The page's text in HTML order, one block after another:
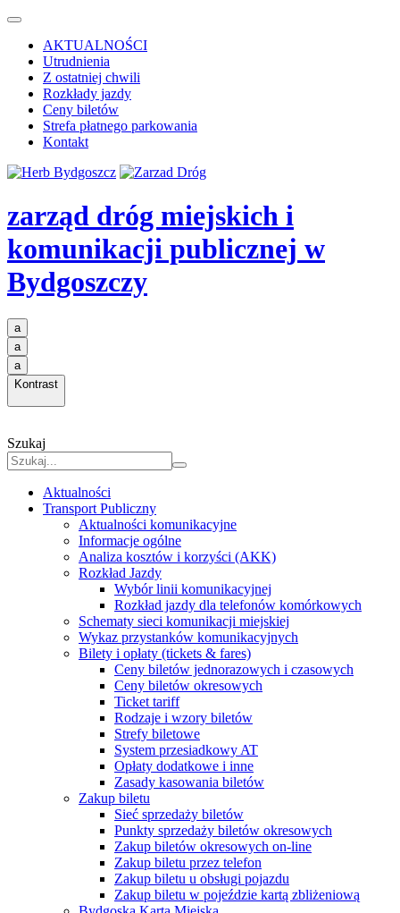
AKTUALNOŚCI
Utrudnienia
Z ostatniej chwili
Rozkłady jazdy
Ceny biletów
Strefa płatnego parkowania
Kontakt
zarząd dróg miejskich i
komunikacji publicznej w
Bydgoszczy
a
a
a
Kontrast
Szukaj
Aktualności
Transport Publiczny
Aktualności komunikacyjne
Informacje ogólne
Analiza kosztów i korzyści (AKK)
Rozkład Jazdy
Wybór linii komunikacyjnej
Rozkład jazdy dla telefonów komórkowych
Schematy sieci komunikacji miejskiej
Wykaz przystanków komunikacyjnych
Bilety i opłaty (tickets & fares)
Ceny biletów jednorazowych i czasowych
Ceny biletów okresowych
Ticket tariff
Rodzaje i wzory biletów
Strefy biletowe
System przesiadkowy AT
Opłaty dodatkowe i inne
Zasady kasowania biletów
Zakup biletu
Sieć sprzedaży biletów
Punkty sprzedaży biletów okresowych
Zakup biletów okresowych on-line
Zakup biletu przez telefon
Zakup biletu u obsługi pojazdu
Zakup biletu w pojeździe kartą zbliżeniową